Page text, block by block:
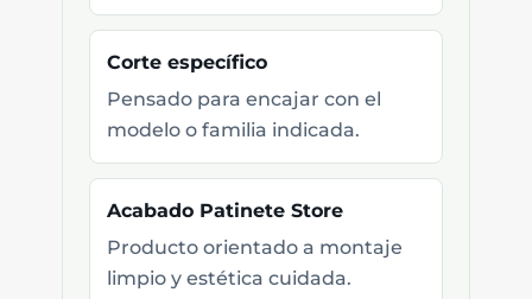
Corte específico
Pensado para encajar con el
modelo o familia indicada.
Acabado Patinete Store
Producto orientado a montaje
limpio y estética cuidada.